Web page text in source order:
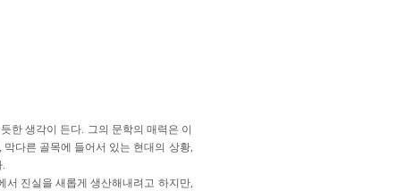
한 생각이 든다. 그의 문학의 매력은 이
다른 골목에 들어서 있는 현대의 상황,
서 진실을 새롭게 생산해내려고 하지만,